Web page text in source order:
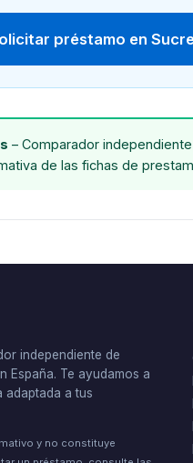
préstamo en
– Comparador
de las fichas de
independiente de
España. Te ayudamos a
adaptada a tus
y no constituye